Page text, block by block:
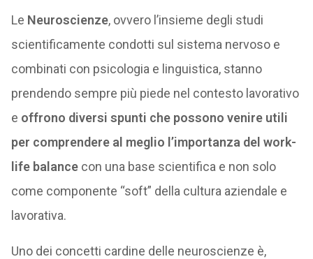
Le Neuroscienze, ovvero l’insieme degli studi
scientificamente condotti sul sistema nervoso e
combinati con psicologia e linguistica, stanno
prendendo sempre più piede nel contesto lavorativo
e offrono diversi spunti che possono venire utili
per comprendere al meglio l’importanza del work-
life balancecon una base scientifica e non solo
come componente “soft” della cultura aziendale e
lavorativa.
Uno dei concetti cardine delle neuroscienze è,